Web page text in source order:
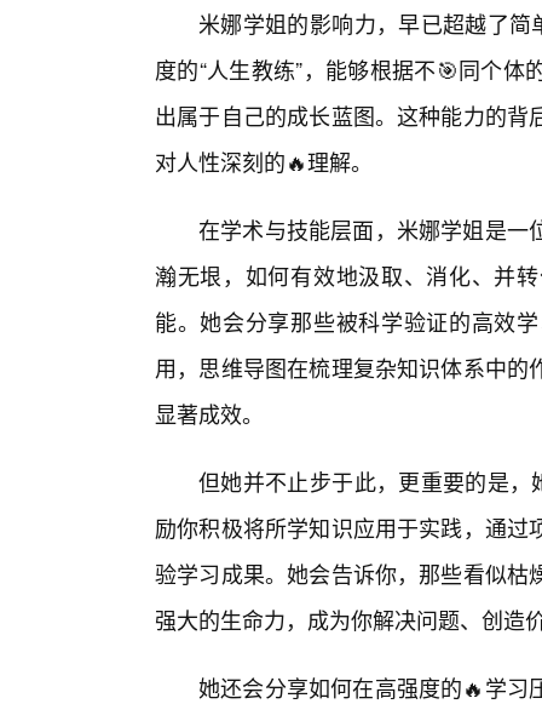
米娜学姐的影响力，早已超越了简
度的“人生教练”，能够根据不🎯同个
出属于自己的成长蓝图。这种能力的
对人性深刻的🔥理解。
在学术与技能层面，米娜学姐是一
瀚无垠，如何有效地汲取、消化、并
能。她会分享那些被科学验证的高效
用，思维导图在梳理复杂知识体系中
显著成效。
但她并不止步于此，更重要的是，
励你积极将所学知识应用于实践，通
验学习成果。她会告诉你，那些看似
强大的生命力，成为你解决问题、创造
她还会分享如何在高强度的🔥学习